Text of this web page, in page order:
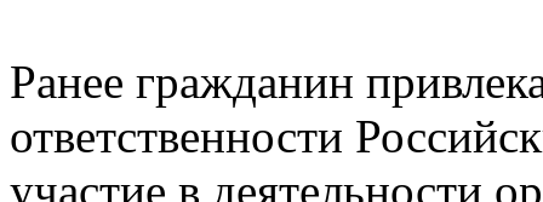
Ранее гражданин
ответственности
участие в деятельности